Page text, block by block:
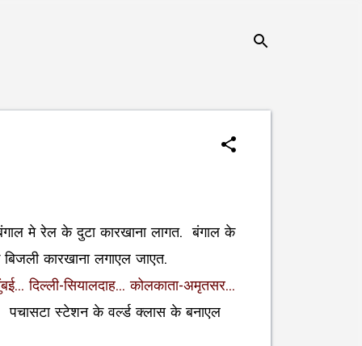
मे रेल के दुटा कारखाना लागत. बंगाल के
कारखाना लगाएल जाएत.
दिल्ली-सियालदाह... कोलकाता-अमृतसर...
स्टेशन के वर्ल्ड क्लास के बनाएल